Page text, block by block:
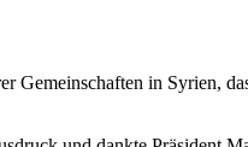
in Syrien,